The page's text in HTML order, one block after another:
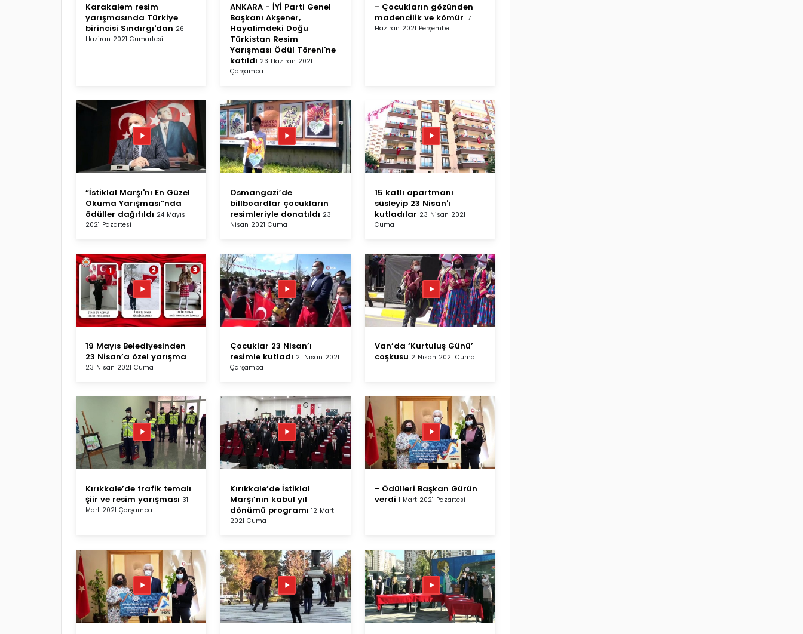
Karakalem resim
yarışmasında Türkiye
birincisi Sındırgı'dan 26
Haziran 2021 Cumartesi
ANKARA - İYİ Parti Genel
Başkanı Akşener,
Hayalimdeki Doğu
Türkistan Resim
Yarışması Ödül Töreni'ne
katıldı 23 Haziran 2021
Çarşamba
- Çocukların gözünden
madencilik ve kömür 17
Haziran 2021 Perşembe
“İstiklal Marşı'nı En Güzel
Okuma Yarışması”nda
ödüller dağıtıldı 24 Mayıs
2021 Pazartesi
Osmangazi’de
billboardlar çocukların
resimleriyle donatıldı 23
Nisan 2021 Cuma
15 katlı apartmanı
süsleyip 23 Nisan'ı
kutladılar 23 Nisan 2021
Cuma
19 Mayıs Belediyesinden
23 Nisan’a özel yarışma
23 Nisan 2021 Cuma
Çocuklar 23 Nisan’ı
resimle kutladı 21 Nisan 2021
Çarşamba
Van’da ‘Kurtuluş Günü’
coşkusu 2 Nisan 2021 Cuma
Kırıkkale’de trafik temalı
şiir ve resim yarışması 31
Mart 2021 Çarşamba
Kırıkkale’de İstiklal
Marşı’nın kabul yıl
dönümü programı 12 Mart
2021 Cuma
- Ödülleri Başkan Gürün
verdi 1 Mart 2021 Pazartesi